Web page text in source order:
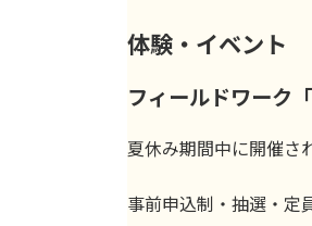
体験・イベント
フィールドワーク
夏休み期間中に開催さ
事前申込制・抽選・定